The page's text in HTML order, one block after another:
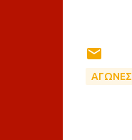
ΑΓΩΝΕΣ